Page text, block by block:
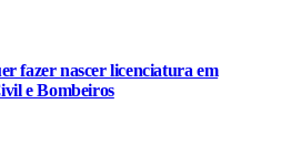
fazer nascer licenciatura em
e Bombeiros